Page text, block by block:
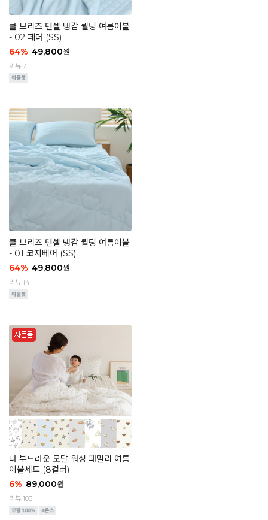
쿨 브리즈 텐셀 냉감 퀼팅 여름이불
- 02 페더 (SS)
64% 49,800원
리뷰 7
쿨 브리즈 텐셀 냉감 퀼팅 여름이불
- 01 코지베어 (SS)
64% 49,800원
리뷰 14
더 부드러운 모달 워싱 패밀리 여름
이불세트 (8컬러)
6% 89,000원
리뷰 183